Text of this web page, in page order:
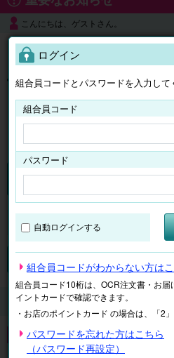
こんにちは、ゲストさん。
よくある質問
チケット
チケット 東京ドームシティ
東京ドームシティ
ログイン
組合員コードとパスワードを入力して
組合員コード
パスワード
自動ログインする
組合員コードがわからない方は
組合員コード10桁は、OCR注文書・お
イントカードで確認できます。
・お店のポイントカード の場合は、「2
パスワードを忘れた方はこちら
（パスワード再設定）